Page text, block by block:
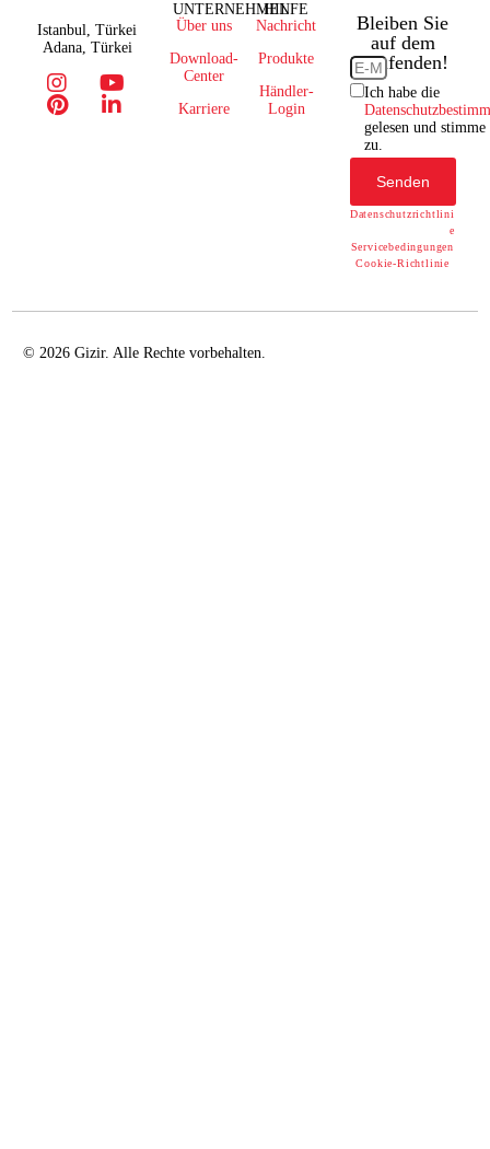
Istanbul, Türkei
Adana, Türkei
UNTERNEHMEN
Über uns
Download-
Center
Karriere
HILFE
Nachricht
Produkte
Händler-
Login
Bleiben Sie
auf dem
Laufenden!
Ich habe die
gelesen und stimme
zu.
Senden
Datenschutzrichtlini
e
Servicebedingungen
Cookie-Richtlinie
© 2026 Gizir. Alle Rechte vorbehalten.